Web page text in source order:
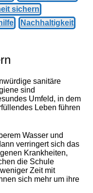
sichern
Nachhaltigkeit
sanitäre
sind
Umfeld, in dem
Leben führen
Wasser und
verringert sich das
Krankheiten,
die Schule
Zeit mit
sich mehr um ihre